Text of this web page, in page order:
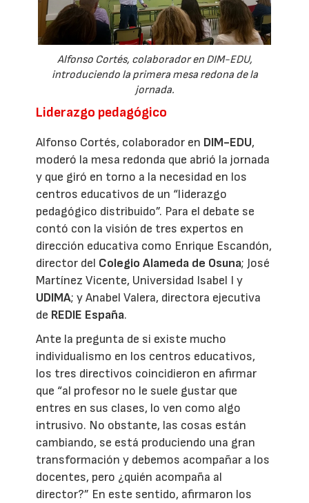
Alfonso Cortés, colaborador en DIM-EDU,
introduciendo la primera mesa redona de la
jornada.
Liderazgo pedagógico
Alfonso Cortés, colaborador en DIM-EDU,
moderó la mesa redonda que abrió la jornada
y que giró en torno a la necesidad en los
centros educativos de un “liderazgo
pedagógico distribuido”. Para el debate se
contó con la visión de tres expertos en
dirección educativa como Enrique Escandón,
director del Colegio Alameda de Osuna; José
Martínez Vicente, Universidad Isabel I y
UDIMA; y Anabel Valera, directora ejecutiva
de REDIE España.
Ante la pregunta de si existe mucho
individualismo en los centros educativos,
los tres directivos coincidieron en afirmar
que “al profesor no le suele gustar que
entres en sus clases, lo ven como algo
intrusivo. No obstante, las cosas están
cambiando, se está produciendo una gran
transformación y debemos acompañar a los
docentes, pero ¿quién acompaña al
director?” En este sentido, afirmaron los